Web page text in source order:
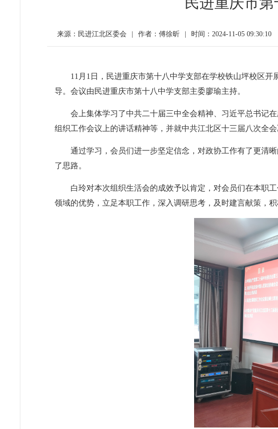
来源：民进江北区委会 作者：傅徐昕 时间：2024-11-05 09:30:10
11月1日，民进重庆市第十八中学支部在学校铁山坪校区
导。会议由民进重庆市第十八中学支部主委廖瑜主持。
会上集体学习了中共二十届三中全会精神、习近平总书记
组织工作会议上的讲话精神等，并就中共江北区十三届八次全会
通过学习，会员们进一步坚定信念，对政协工作有了更清
了思路。
白玲对本次组织生活会的成效予以肯定，对会员们在本职
领域的优势，立足本职工作，深入调研思考，及时建言献策，